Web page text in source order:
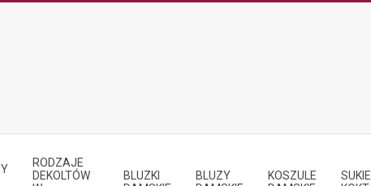
RODZAJE
DEKOLTÓW
BLUZKI
BLUZY
KOSZULE